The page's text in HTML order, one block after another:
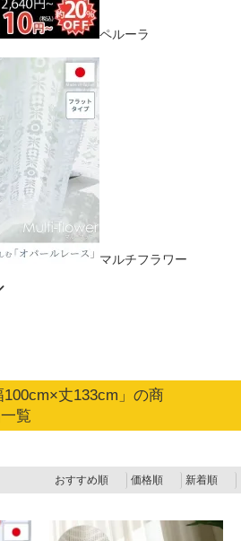
ペルーラ
マルチフラワー
丈133cm」の商
覧
おすすめ順 価格順 新着順